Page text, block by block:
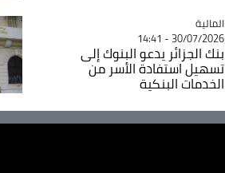
Catégorie
المالية
30/07/2026 - 14:41
بنك الجزائر يدعو البنوك إلى
تسهيل استفادة الأسر من
الخدمات البنكية